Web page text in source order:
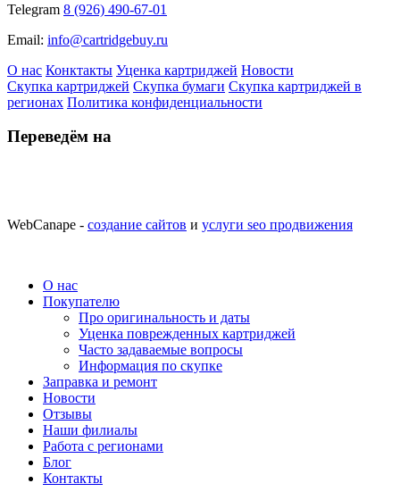
Telegram 8 (926) 490-67-01
Email: info@cartridgebuy.ru
О нас Конктакты Уценка картриджей Новости
Скупка картриджей Скупка бумаги Скупка картриджей в
регионах Политика конфиденциальности
Переведём на
WebCanape - создание сайтов и услуги seo продвижения
О нас
Покупателю
Про оригинальность и даты
Уценка поврежденных картриджей
Часто задаваемые вопросы
Информация по скупке
Заправка и ремонт
Новости
Отзывы
Наши филиалы
Работа с регионами
Блог
Контакты